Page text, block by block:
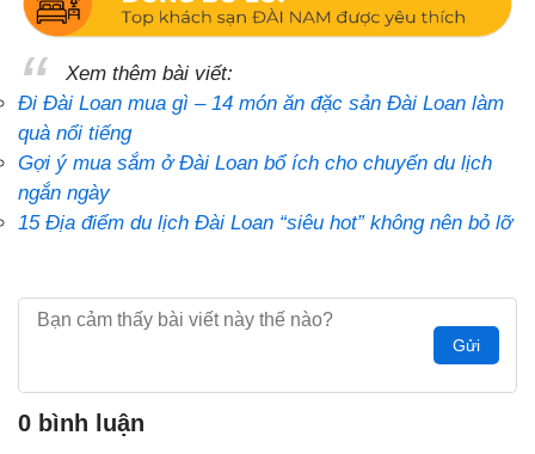
Xem thêm bài viết:
Đi Đài Loan mua gì – 14 món ăn đặc sản Đài Loan làm
quà nổi tiếng
Gợi ý mua sắm ở Đài Loan bổ ích cho chuyến du lịch
ngắn ngày
15 Địa điểm du lịch Đài Loan “siêu hot” không nên bỏ lỡ
Gửi
0 bình luận